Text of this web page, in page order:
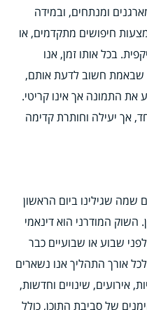
ומנתחים, ובמידה
חיפושים מתקדמים, או
בכל אותו זמן, אנו
שבאמת חשוב לדעת אותם,
את התמונה אך אינו קריטי.
אך יעילה וחותרת קדימה
שמה שגילינו ביום הראשון
השוק המודרני הוא דינאמי
שבוע או שבועיים כבר
לכל אורך התהליך אנו נשארים
אירועים, שינויים וחדשות,
של סביבת התוכן, כולל